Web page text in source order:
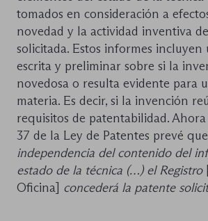
tomados en consideración a
novedad y la actividad inventiva
solicitada. Estos informes
escrita y preliminar sobre si la
novedosa o resulta evidente para
materia. Es decir, si la invención
requisitos de patentabilidad.
37 de la Ley de Patentes prevé
independencia del contenido del
estado de la técnica (…) el Registro
Oficina] concederá la patente